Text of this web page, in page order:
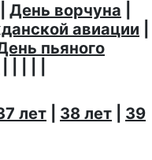
День ворчуна
авиации
пьяного
лет 38 лет
39